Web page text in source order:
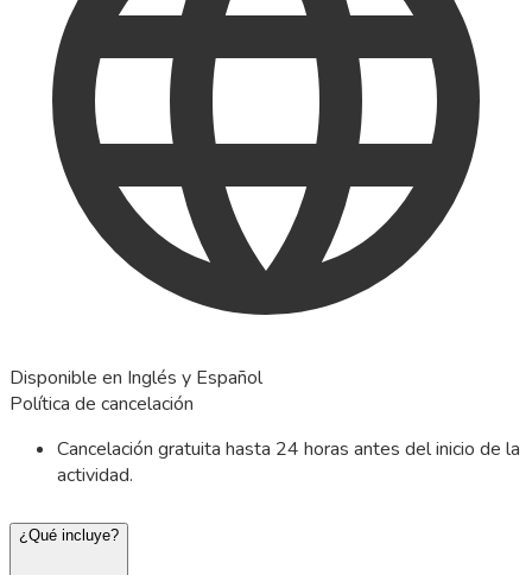
Disponible en Inglés y Español
Política de cancelación
Cancelación gratuita hasta 24 horas antes del inicio de la
actividad.
¿Qué incluye?